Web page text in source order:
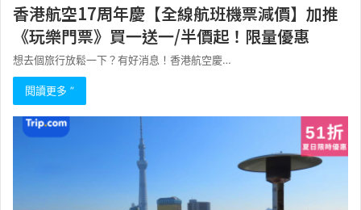
香港航空17周年慶【全線航班機票減價】加推
《玩樂門票》買一送一/半價起！限量優惠
想去個旅行放鬆一下？有好消息！香港航空慶…
閱讀更多 ”